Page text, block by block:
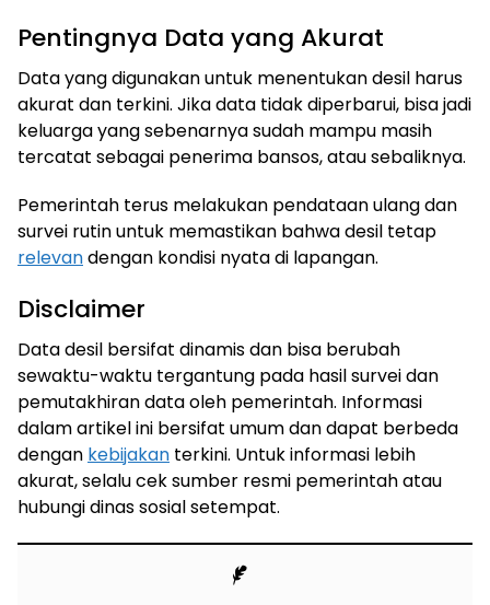
Pentingnya Data yang Akurat
Data yang digunakan untuk menentukan desil harus
akurat dan terkini. Jika data tidak diperbarui, bisa jadi
keluarga yang sebenarnya sudah mampu masih
tercatat sebagai penerima bansos, atau sebaliknya.
Pemerintah terus melakukan pendataan ulang dan
survei rutin untuk memastikan bahwa desil tetap
relevandengan kondisi nyata di lapangan.
Disclaimer
Data desil bersifat dinamis dan bisa berubah
sewaktu-waktu tergantung pada hasil survei dan
pemutakhiran data oleh pemerintah. Informasi
dalam artikel ini bersifat umum dan dapat berbeda
dengan kebijakan terkini. Untuk informasi lebih
akurat, selalu cek sumber resmi pemerintah atau
hubungi dinas sosial setempat.